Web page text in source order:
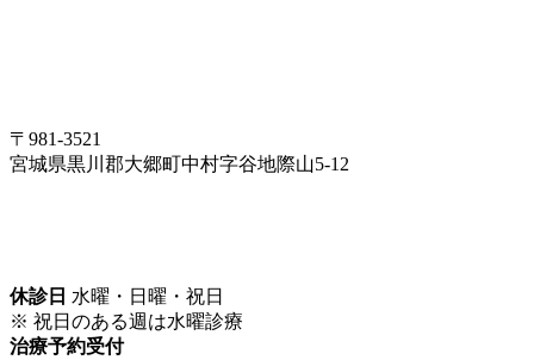
〒981-3521
宮城県黒川郡大郷町中村字谷地際山5-12
休診日 水曜・日曜・祝日
※ 祝日のある週は水曜診療
治療予約受付